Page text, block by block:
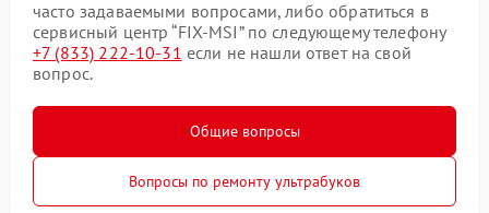
часто задаваемыми вопросами, либо обратиться в
сервисный центр “FIX-MSI” по следующему телефону
+7 (833) 222-10-31 если не нашли ответ на свой
вопрос.
Общие вопросы
Вопросы по ремонту ультрабуков